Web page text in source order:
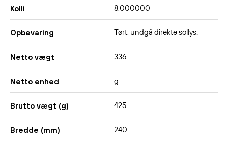
Kolli 8,000000
Opbevaring Tørt, undgå direkte sollys.
Netto vægt 336
Netto enhed g
Brutto vægt (g) 425
Bredde (mm) 240